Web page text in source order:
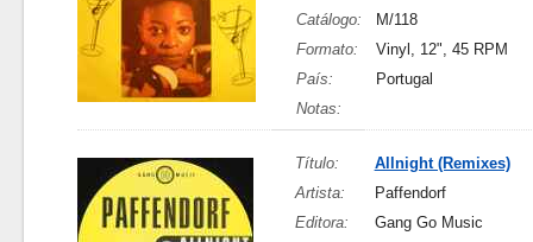
Catálogo:
M/118
Formato:
Vinyl, 12", 45 RPM
País:
Portugal
Notas:
Título:
Allnight (Remixes)
Artista:
Paffendorf
Editora:
Gang Go Music